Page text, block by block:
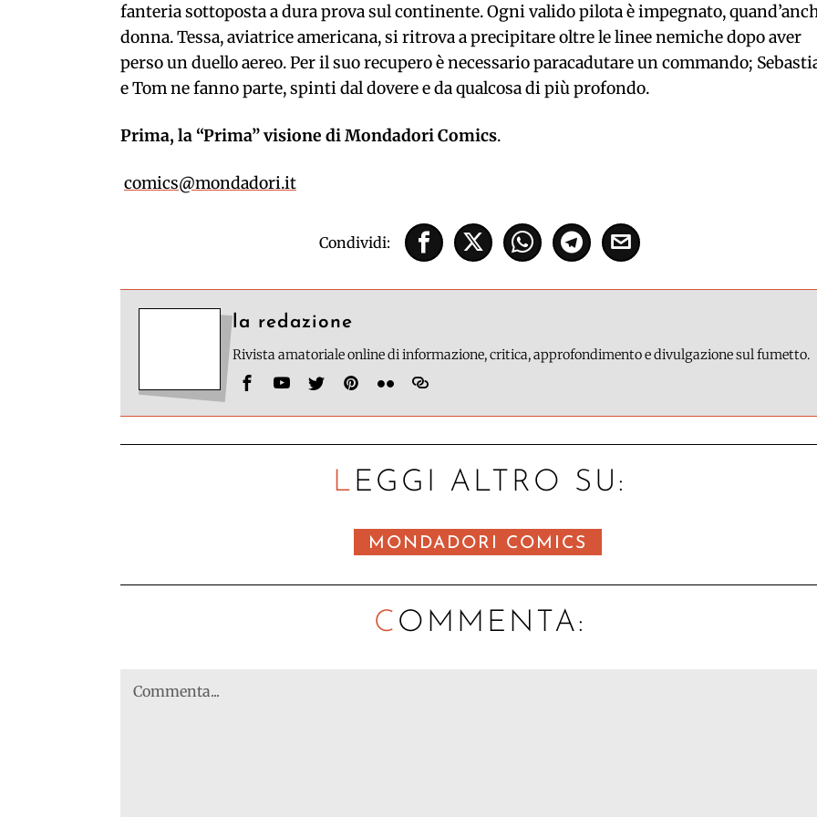
fanteria sottoposta a dura prova sul continente. Ogni valido pilota è impegnato,
donna. Tessa, aviatrice americana, si ritrova a precipitare oltre le linee nemiche dopo aver
perso un duello aereo. Per il suo recupero è necessario paracadutare un commando;
e Tom ne fanno parte, spinti dal dovere e da qualcosa di più profondo.
Prima, la “Prima” visione di Mondadori Comics.
comics@mondadori.it
Condividi:
la redazione
Rivista amatoriale online di informazione, critica, approfondimento e divulgazione sul fumetto.
LEGGI ALTRO SU:
MONDADORI COMICS
C OMMENTA: